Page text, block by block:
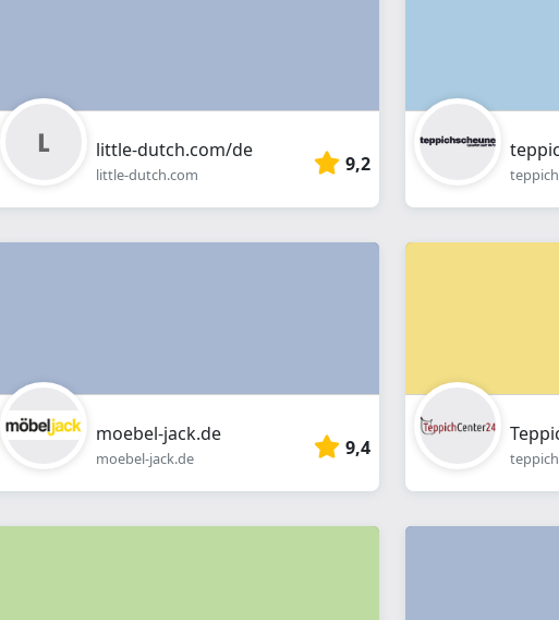
little-dutch.com/de
little-dutch.com 9,2
moebel-jack.de
moebel-jack.de 9,4